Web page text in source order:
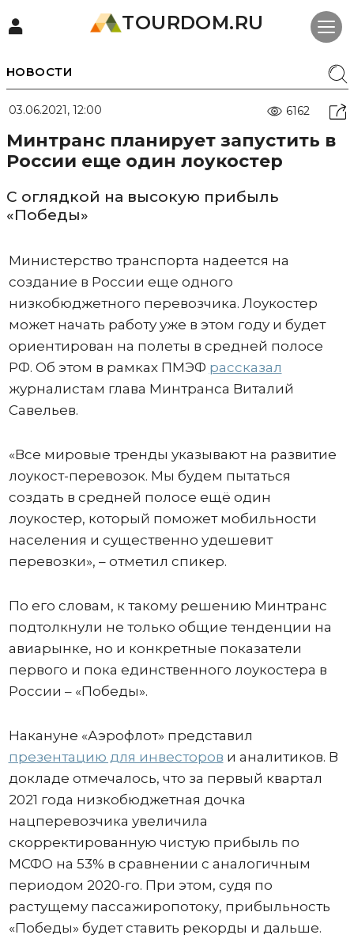
TOURDOM.RU
НОВОСТИ
03.06.2021, 12:00 6162
Минтранс планирует запустить в
России еще один лоукостер
С оглядкой на высокую прибыль
«Победы»
Министерство транспорта надеется на
создание в России еще одного
низкобюджетного перевозчика. Лоукостер
может начать работу уже в этом году и будет
ориентирован на полеты в средней полосе
РФ. Об этом в рамках ПМЭФ рассказал
журналистам глава Минтранса Виталий
Савельев.
«Все мировые тренды указывают на развитие
лоукост-перевозок. Мы будем пытаться
создать в средней полосе ещё один
лоукостер, который поможет мобильности
населения и существенно удешевит
перевозки», – отметил спикер.
По его словам, к такому решению Минтранс
подтолкнули не только общие тенденции на
авиарынке, но и конкретные показатели
первого и пока единственного лоукостера в
России – «Победы».
Накануне «Аэрофлот» представил
презентацию для инвесторов и аналитиков. В
докладе отмечалось, что за первый квартал
2021 года низкобюджетная дочка
нацперевозчика увеличила
скорректированную чистую прибыль по
МСФО на 53% в сравнении с аналогичным
периодом 2020-го. При этом, судя по
растущему пассажиропотоку, прибыльность
«Победы» будет ставить рекорды и дальше.